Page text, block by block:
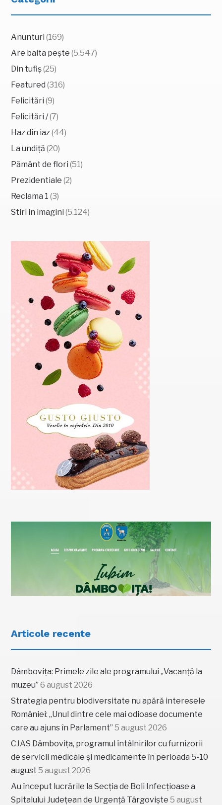
Anunturi (169)
Are balta pește (5.547)
Din tufiș(25)
Featured (316)
Felicitări (9)
Felicitări /(7)
Haz din iaz (44)
La undiță (20)
Pământ de flori (51)
Prezidentiale (2)
Reclama 1 (3)
Stiri in imagini (5.124)
Articole recente
Dâmbovița: Primele zile ale programului „Vacanță la
muzeu” 6 august 2026
Strategia pentru biodiversitate nu apără interesele
României: „Unul dintre cele mai odioase documente
care au ajuns în Parlament” 5 august 2026
CJAS Dâmbovița, programul întâlnirilor cu furnizorii
de servicii medicale și medicamente în perioada 5-10
august 5 august 2026
Au început lucrările la Secția de Boli Infecțioase a
Spitalului Județean de Urgență Târgoviște 5 august